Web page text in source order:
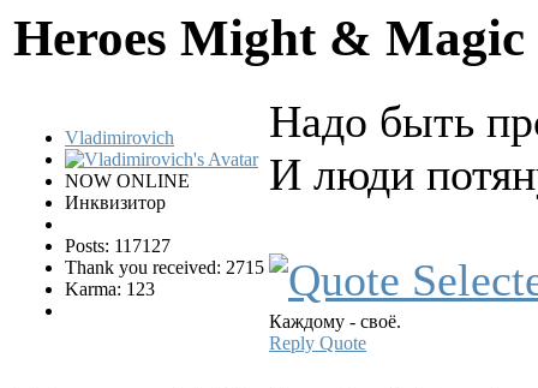
Heroes Might &
Vladimirovich
NOW ONLINE
Инквизитор
Posts: 117127
Thank you received: 2715
Karma: 123
Надо быть
И люди
Каждому - своё.
Reply Quote